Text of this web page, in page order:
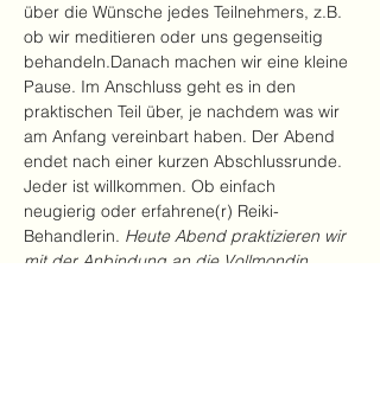
über die Wünsche jedes Teilnehmers, z.B.
ob wir meditieren oder uns gegenseitig
behandeln.Danach machen wir eine kleine
Pause. Im Anschluss geht es in den
praktischen Teil über, je nachdem was wir
am Anfang vereinbart haben. Der Abend
endet nach einer kurzen Abschlussrunde.
Jeder ist willkommen. Ob einfach
neugierig oder erfahrene(r) Reiki-
Behandlerin. Heute Abend praktizieren wir
mit der Anbindung an die Vollmondin.